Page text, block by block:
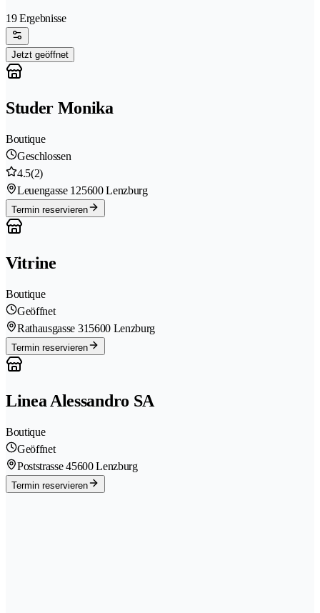
19 Ergebnisse
Jetzt geöffnet
Studer Monika
Boutique
Geschlossen
4.5(2)
Leuengasse 125600 Lenzburg
Termin reservieren
Vitrine
Boutique
Geöffnet
Rathausgasse 315600 Lenzburg
Termin reservieren
Linea Alessandro SA
Boutique
Geöffnet
Poststrasse 45600 Lenzburg
Termin reservieren